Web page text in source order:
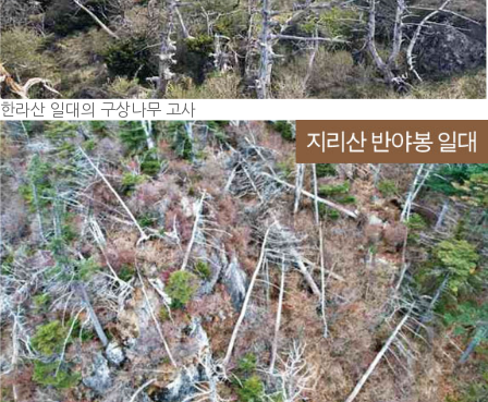
한라산 일대의 구상나무 고사